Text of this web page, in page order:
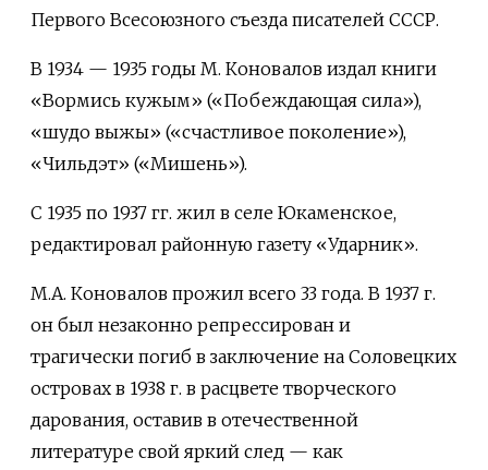
Первого Всесоюзного съезда писателей СССР.
В 1934 — 1935 годы М. Коновалов издал книги
«Вормись кужым» («Побеждающая сила»),
«шудо выжы» («счастливое поколение»),
«Чильдэт» («Мишень»).
С 1935 по 1937 гг. жил в селе Юкаменское,
редактировал районную газету «Ударник».
М.А. Коновалов прожил всего 33 года. В 1937 г.
он был незаконно репрессирован и
трагически погиб в заключение на Соловецких
островах в 1938 г. в расцвете творческого
дарования, оставив в отечественной
литературе свой яркий след — как